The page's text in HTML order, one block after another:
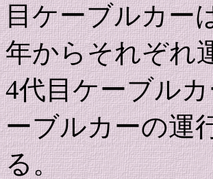
目ケーブルカー
年からそれぞれ
4代目ケーブル
ーブルカーの運
る。